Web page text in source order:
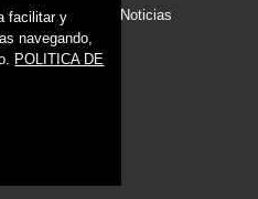
del Río Segura Noticias
facilitar y
navegando,
POLITICA DE